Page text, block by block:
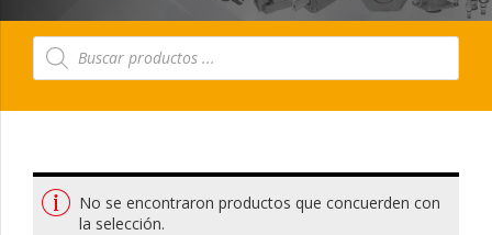
Búsqueda
de
No se encontraron productos que concuerden con
la selección.